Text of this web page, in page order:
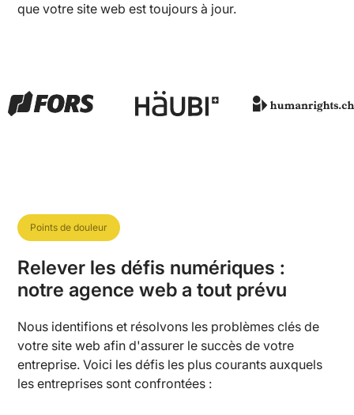
que votre site web est toujours à jour.
Points de douleur
Relever les défis numériques :
notre agence web a tout prévu
Nous identifions et résolvons les problèmes clés de
votre site web afin d'assurer le succès de votre
entreprise. Voici les défis les plus courants auxquels
les entreprises sont confrontées :